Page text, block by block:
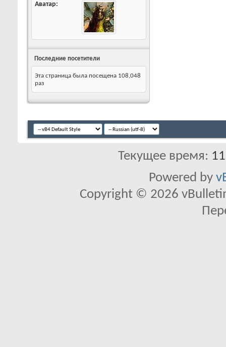
Аватар
Последние посетители
Эта страница была посещена 108,048
раз
Текущее время:
Powered by
Copyright © 2026